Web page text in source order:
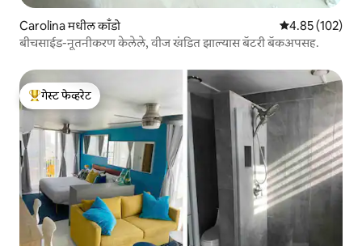
Carolina मधील काँडो 5 पैकी 4.85
4.85 (102)
बीचसाईड-नूतनीकरण केलेले, वीज खंडित झाल्यास बॅटरी बॅकअपसह.
टॉप गेस्ट फेव्हरेट
गेस्ट फेव्हरेट